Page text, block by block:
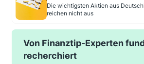
Die wichtigsten Aktien aus
reichen nicht aus
Von Finanztip-Experten
recherchiert